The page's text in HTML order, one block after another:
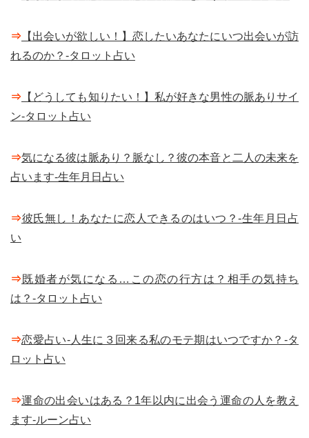
⇒ 【出会いが欲しい！】恋したいあなたにいつ出会いが訪
れるのか？-タロット占い
⇒ 【どうしても知りたい！】私が好きな男性の脈ありサイ
ン-タロット占い
⇒気になる彼は脈あり？脈なし？彼の本音と二人の未来を
占います-生年月日占い
⇒彼氏無し！あなたに恋人できるのはいつ？-生年月日占
い
⇒既婚者が気になる…この恋の行方は？相手の気持ち
は？-タロット占い
⇒恋愛占い-人生に３回来る私のモテ期はいつですか？-タ
ロット占い
⇒運命の出会いはある？1年以内に出会う運命の人を教え
ます-ルーン占い